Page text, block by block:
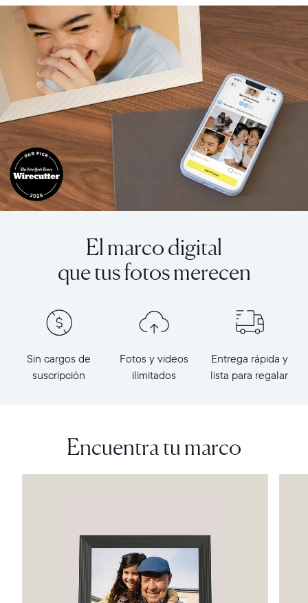
El marco digital
que tus fotos merecen
Sin cargos de
suscripción
Fotos y videos
ilimitados
Entrega rápida y
lista para regalar
Encuentra tu marco